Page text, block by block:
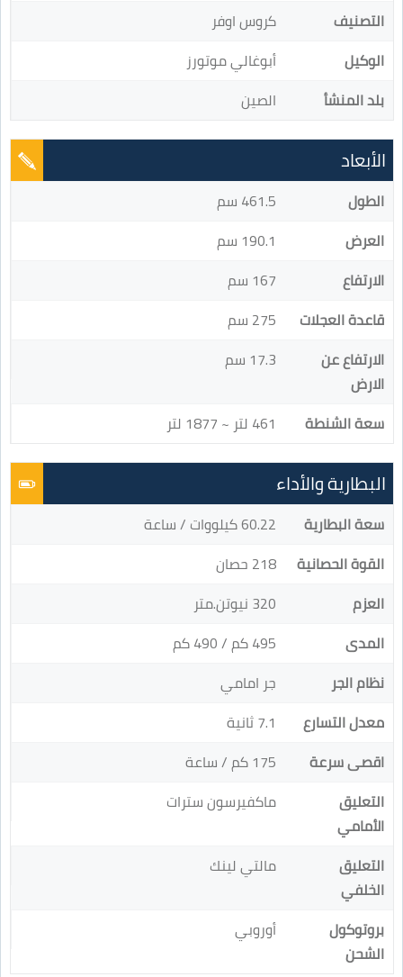
التصنيف
كروس اوفر
الوكيل
أبوغالي موتورز
بلد المنشأ
الصين
الأبعاد
الطول
461.5 سم
العرض
190.1 سم
الارتفاع
167 سم
قاعدة العجلات
275 سم
الارتفاع عن
الارض
17.3 سم
سعة الشنطة 461 لتر ~ 1877 لتر
البطارية والأداء
سعة البطارية
60.22 كيلووات / ساعة
القوة الحصانية
218 حصان
العزم
320 نيوتن.متر
المدى
495 كم / 490 كم
نظام الجر
جر امامي
معدل التسارع
7.1 ثانية
اقصى سرعة
175 كم / ساعة
التعليق
الأمامي
ماكفيرسون سترات
التعليق
الخلفي
مالتي لينك
بروتوكول
الشحن
أوروبي